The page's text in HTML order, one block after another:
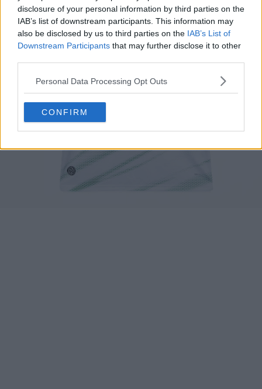
disclosure of your personal information by third parties on the
IAB’s list of downstream participants. This information may
also be disclosed by us to third parties on the IAB’s List of
Downstream Participants that may further disclose it to other
Personal Data Processing Opt Outs
CONFIRM